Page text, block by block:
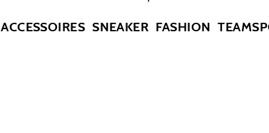
ACCESSOIRES SNEAKER FASHION